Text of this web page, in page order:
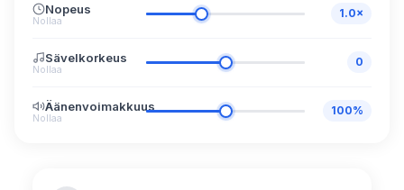
Nopeus
Nollaa
1.0×
Sävelkorkeus
Nollaa
0
Äänenvoimakkuus
Nollaa
100%